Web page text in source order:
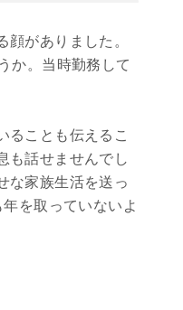
がありました。
か。当時勤務して
ることも伝えるこ
も話せませんでし
な家族生活を送っ
を取っていないよ